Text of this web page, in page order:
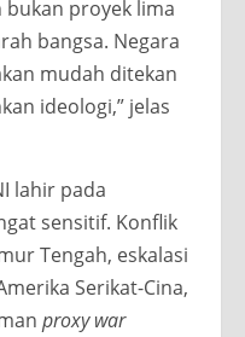
bukan proyek lima
bangsa. Negara
mudah ditekan
ideologi,” jelas
lahir pada
sensitif. Konflik
Tengah, eskalasi
Serikat-Cina,
proxy war